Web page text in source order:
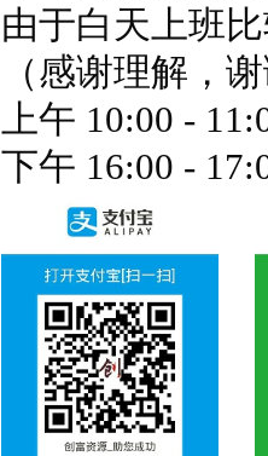
由于白天上班
（感谢理解，
上午 10:00 -
下午 16:00 -